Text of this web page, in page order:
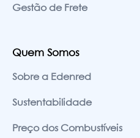
Gestão de Frete
Quem Somos
Sobre a Edenred
Sustentabilidade
Preço dos Combustíveis